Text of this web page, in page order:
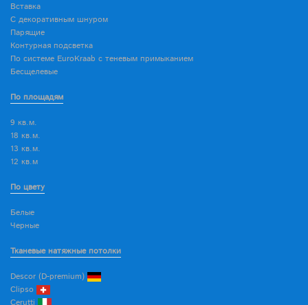
Вставка
С декоративным шнуром
Парящие
Контурная подсветка
По системе EuroKraab с теневым примыканием
Бесщелевые
По площадям
9 кв.м.
18 кв.м.
13 кв.м.
12 кв.м
По цвету
Белые
Черные
Тканевые натяжные потолки
Descor (D-premium)
Clipso
Cerutti